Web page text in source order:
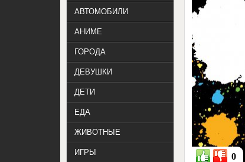
0
АВТОМОБИЛИ
АНИМЕ
ГОРОДА
ДЕВУШКИ
ДЕТИ
ЕДА
ЖИВОТНЫЕ
ИГРЫ